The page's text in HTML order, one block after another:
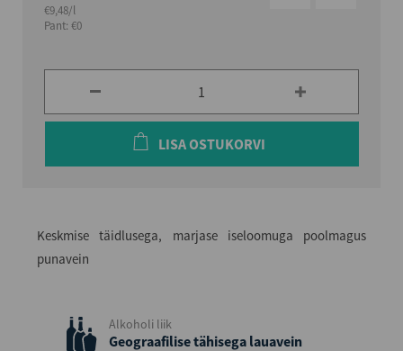
€9,48/l
Pant: €0
LISA OSTUKORVI
Keskmise täidlusega, marjase iseloomuga poolmagus
punavein
Alkoholi liik
Geograafilise tähisega lauavein